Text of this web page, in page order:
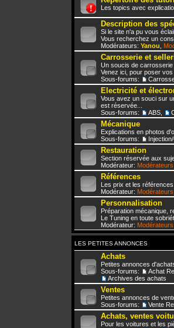
Les topics avec
Description des
Si le site n'a pu vous
Vous recherchez un
Modérateurs: Yanou
Carrosserie et
Un soucis de carrosserie
Venez ici, pour poser
Sous-forums:
Electricité et
Vous avez un souci sur
est réservée...
Sous-forums:
ABS
Mécanique
Explications en photos
Sous-forums:
Restauration
Section réservée aux
Modérateur: Modérateurs
Références
Les prix et les
Modérateur: Modérateurs
Personnalisation
Préparation mécanique,
Le Tuning en toute
Modérateur: Modérateurs
LES PETITES ANNONCES
Achats
Petites annonces
Sous-forums:
Achat
Archives des achats
Ventes
Petites annonces de
Sous-forums:
Vente
Achats, ventes
Pour les voitures et les